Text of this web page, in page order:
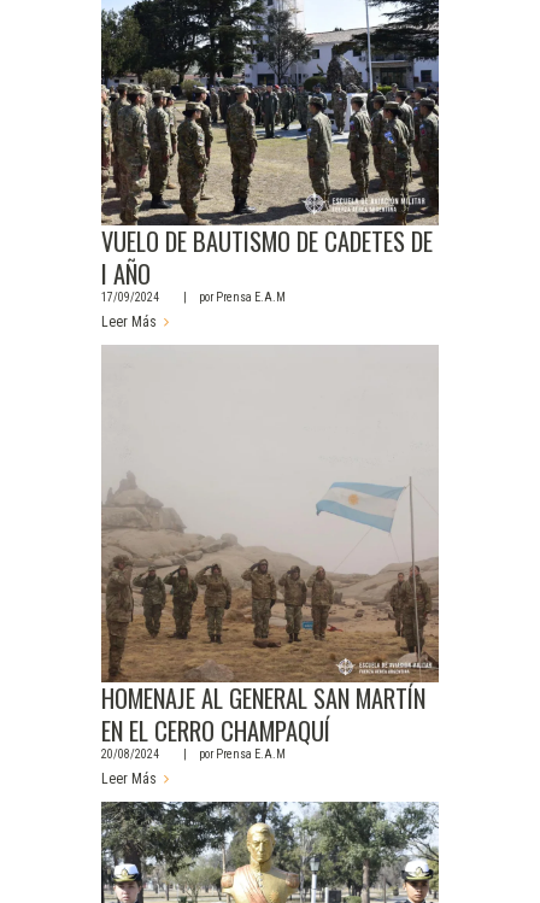
VUELO DE BAUTISMO DE CADETES DE
I AÑO
17/09/2024 porPrensa E.A.M
Leer Más
HOMENAJE AL GENERAL SAN MARTÍN
EN EL CERRO CHAMPAQUÍ
20/08/2024 porPrensa E.A.M
Leer Más